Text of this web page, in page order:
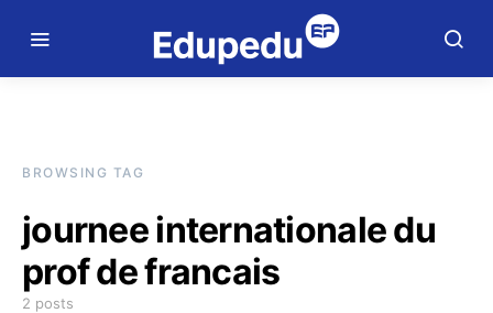
BROWSING TAG
journee internationale du
prof de francais
2 posts